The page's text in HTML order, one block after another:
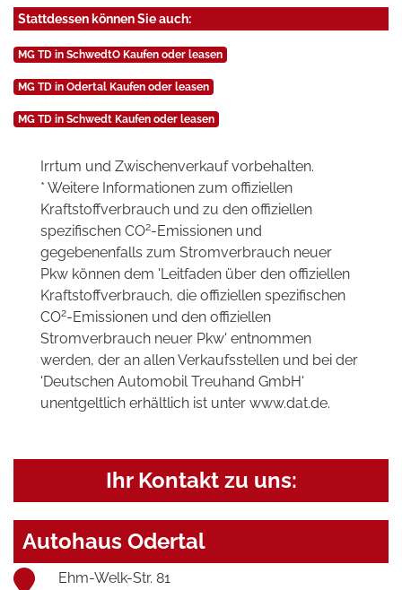
Stattdessen können Sie auch:
MG TD in SchwedtO Kaufen oder leasen
MG TD in Odertal Kaufen oder leasen
MG TD in Schwedt Kaufen oder leasen
Irrtum und Zwischenverkauf vorbehalten.
* Weitere Informationen zum offiziellen
Kraftstoffverbrauch und zu den offiziellen
spezifischen CO2-Emissionen und
gegebenenfalls zum Stromverbrauch neuer
Pkw können dem 'Leitfaden über den offiziellen
Kraftstoffverbrauch, die offiziellen spezifischen
CO2-Emissionen und den offiziellen
Stromverbrauch neuer Pkw' entnommen
werden, der an allen Verkaufsstellen und bei der
'Deutschen Automobil Treuhand GmbH'
unentgeltlich erhältlich ist unter www.dat.de.
Ihr Kontakt zu uns:
Autohaus Odertal
Ehm-Welk-Str. 81